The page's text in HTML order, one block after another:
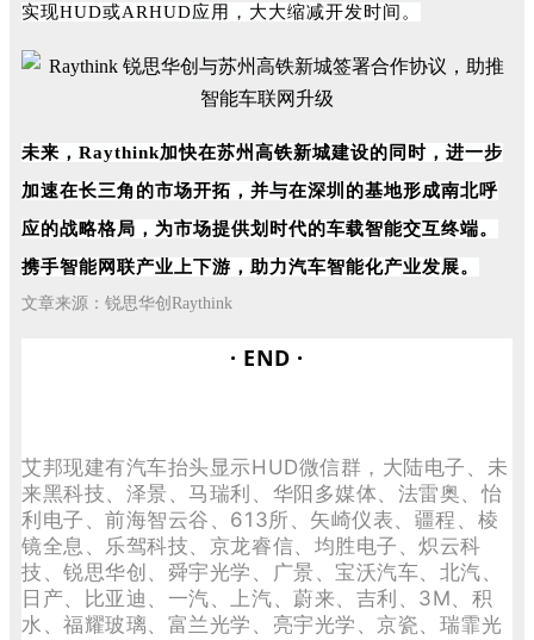
实现HUD或ARHUD应用，大大缩减开发时间。
未来，Raythink加快在苏州高铁新城建设的同时，进一步
加速在长三角的市场开拓，并与在深圳的基地形成南北呼
应的战略格局，为市场提供划时代的车载智能交互终端。
携手智能网联产业上下游，助力汽车智能化产业发展。
文章来源：锐思华创Raythink
· END ·
艾邦现建有汽车抬头显示HUD微信群，大陆电子、未
来黑科技、泽景、马瑞利、华阳多媒体、法雷奥、怡
利电子、前海智云谷、613所、矢崎仪表、疆程、棱
镜全息、乐驾科技、京龙睿信、均胜电子、炽云科
技、锐思华创、舜宇光学、广景、宝沃汽车、北汽、
日产、比亚迪、一汽、上汽、蔚来、吉利、3M、积
水、福耀玻璃、富兰光学、亮宇光学、京瓷、瑞霏光